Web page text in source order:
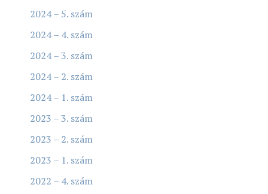
2024 – 5. szám
2024 – 4. szám
2024 – 3. szám
2024 – 2. szám
2024 – 1. szám
2023 – 3. szám
2023 – 2. szám
2023 – 1. szám
2022 – 4. szám